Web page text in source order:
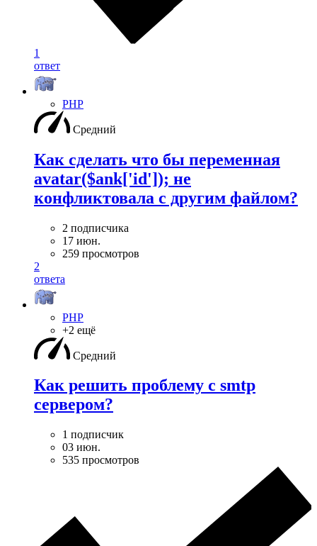
1
ответ
PHP
Средний
Как сделать что бы переменная
avatar($ank['id']); не
конфликтовала с другим файлом?
2 подписчика
17 июн.
259 просмотров
2
ответа
PHP
+2 ещё
Средний
Как решить проблему с smtp
сервером?
1 подписчик
03 июн.
535 просмотров